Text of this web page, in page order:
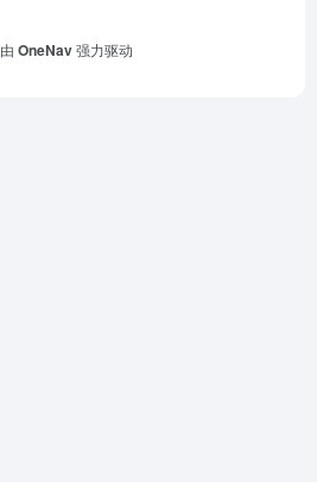
由 OneNav强力驱动